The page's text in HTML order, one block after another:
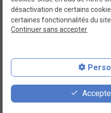
Siret :
Plan
Gestion
désactivation de certains
certaines fonctionnalités du
Continuer sans accepter